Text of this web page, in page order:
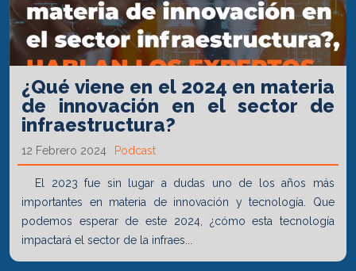
¿Qué viene en el 2024 en materia
de innovación en el sector de
infraestructura?
12 Febrero 2024 Podcast
El 2023 fue sin lugar a dudas uno de los años más
importantes en materia de innovación y tecnología. Que
podemos esperar de este 2024, ¿cómo esta tecnología
impactará el sector de la infraes...